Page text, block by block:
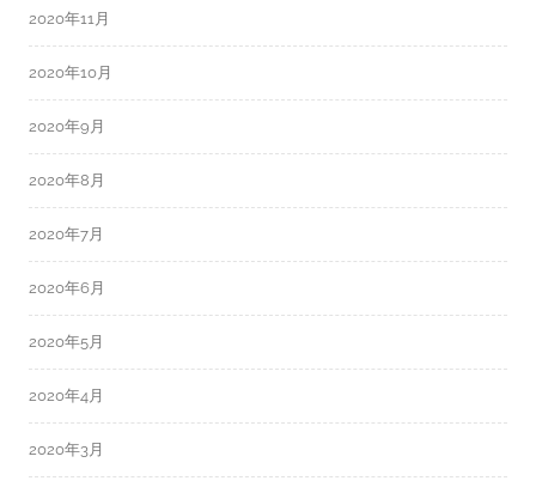
2020年11月
2020年10月
2020年9月
2020年8月
2020年7月
2020年6月
2020年5月
2020年4月
2020年3月